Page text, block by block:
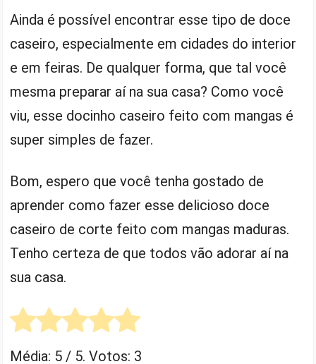
Ainda é possível encontrar esse tipo de doce
caseiro, especialmente em cidades do interior
e em feiras. De qualquer forma, que tal você
mesma preparar aí na sua casa? Como você
viu, esse docinho caseiro feito com mangas é
super simples de fazer.
Bom, espero que você tenha gostado de
aprender como fazer esse delicioso doce
caseiro de corte feito com mangas maduras.
Tenho certeza de que todos vão adorar aí na
sua casa.
Média: 5 / 5. Votos: 3